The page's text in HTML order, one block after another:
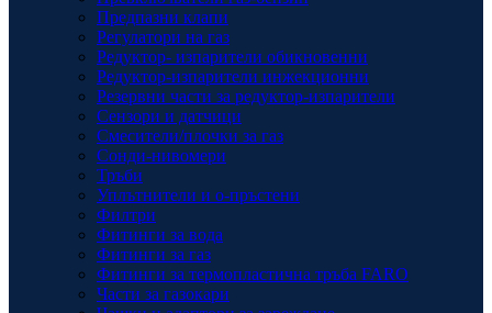
Предпазни клапи
Регулатори на газ
Редуктор- изпарители обикновенни
Редуктор-изпарители инжекционни
Резервни части за редуктор-изпарители
Сензори и датчици
Смесители/плочки за газ
Сонди-нивомери
Тръби
Уплътнители и о-пръстени
Филтри
Фитинги за вода
Фитинги за газ
Фитинги за термопластична тръба FARO
Части за газокари